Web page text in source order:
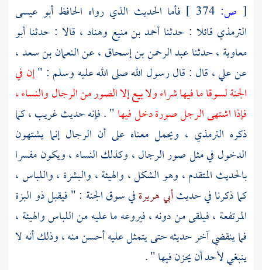
[ ص: فأما الحديث الذي رواه الحافظ أبو عيسى
الترمذي قائلا : حدثنا أحمد بن منيع وهناد ، قالا : حدثنا أبو
معاوية ،حدثناعبد الرحمن بن إسحاق ،عنالنعمان بن سعد ،
عنعلي ، قال : قال رسول الله صلى الله عليه وسلم : "إن في
الجنة لسوقا ما فيها شراء ولا بيع إلا الصور من الرجال والنساء ،
فإذا اشتهى الرجل صورة دخل فيها" . فإنه حديث غريب ، كما
ذكره الترمذي ، ويحمل معناه على أن الرجال إنما يشتهون
الدخول في مثل صور الرجال ، وكذلك النساء ، ويكون مفسرا
بالحديث المتقدم ، وهو الشكل ، والهيئة ، والبشرة ، واللباس ،
كما ذكرنا في حديثأبي هريرةفي سوق الجنة : " فيقبل ذو البزة
المرتفعة ، فيلقى من دونه ، فيروعه ما عليه من اللباس والهيئة ،
فما ينقضي آخر حديثه حتى يتمثل عليه أحسن منه ، وذلك أنه لا
ينبغي لأحد أن يحزن فيها " .